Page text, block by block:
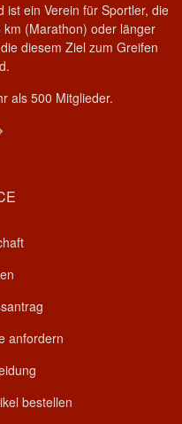
ist ein Verein für Sportler, die
(Marathon) oder länger
diesem Ziel zum Greifen
als 500 Mitglieder.
anfordern
bestellen